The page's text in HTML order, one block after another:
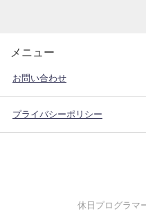
メニュー
お問い合わせ
プライバシーポリシー
休日プログラマ